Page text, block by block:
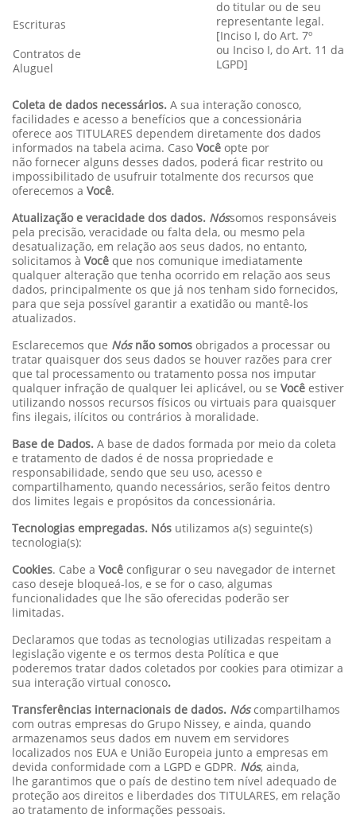
do titular ou de seu
representante legal.
[Inciso I, do Art. 7º
ou Inciso I, do Art. 11 da
LGPD]
Escrituras
Contratos de
Aluguel
Coleta de dados necessários. A sua interação conosco,
facilidades e acesso a benefícios que a concessionária
oferece aos TITULARES dependem diretamente dos dados
informados na tabela acima. Caso Você opte por
não fornecer alguns desses dados, poderá ficar restrito ou
impossibilitado de usufruir totalmente dos recursos que
oferecemos a Você.
Atualização e veracidade dos dados. Nóssomos responsáveis
pela precisão, veracidade ou falta dela, ou mesmo pela
desatualização, em relação aos seus dados, no entanto,
solicitamos à Você que nos comunique imediatamente
qualquer alteração que tenha ocorrido em relação aos seus
dados, principalmente os que já nos tenham sido fornecidos,
para que seja possível garantir a exatidão ou mantê-los
atualizados.
Esclarecemos que Nósnão somos obrigados a processar ou
tratar quaisquer dos seus dados se houver razões para crer
que tal processamento ou tratamento possa nos imputar
qualquer infração de qualquer lei aplicável, ou se Você estiver
utilizando nossos recursos físicos ou virtuais para quaisquer
fins ilegais, ilícitos ou contrários à moralidade.
Base de Dados. A base de dados formada por meio da coleta
e tratamento de dados é de nossa propriedade e
responsabilidade, sendo que seu uso, acesso e
compartilhamento, quando necessários, serão feitos dentro
dos limites legais e propósitos da concessionária.
Tecnologias empregadas. Nós utilizamos a(s) seguinte(s)
tecnologia(s):
Cookies. Cabe a Você configurar o seu navegador de internet
caso deseje bloqueá-los, e se for o caso, algumas
funcionalidades que lhe são oferecidas poderão ser
limitadas.
Declaramos que todas as tecnologias utilizadas respeitam a
legislação vigente e os termos desta Política e que
poderemos tratar dados coletados por cookies para otimizar a
sua interação virtual conosco.
Transferências internacionais de dados. Nóscompartilhamos
com outras empresas do Grupo Nissey, e ainda, quando
armazenamos seus dados em nuvem em servidores
localizados nos EUA e União Europeia junto a empresas em
devida conformidade com a LGPD e GDPR. Nós, ainda,
lhe garantimos que o país de destino tem nível adequado de
proteção aos direitos e liberdades dos TITULARES, em relação
ao tratamento de informações pessoais.